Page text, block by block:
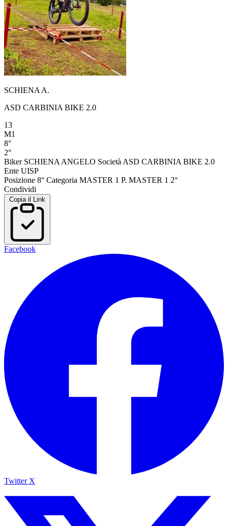
SCHIENA A.
ASD CARBINIA BIKE 2.0
13
M1
8°
2°
Biker SCHIENA ANGELO Società ASD CARBINIA BIKE 2.0
Ente UISP
Posizione 8° Categoria MASTER 1 P. MASTER 1 2°
Condividi
Copia il Link
Facebook
Twitter X